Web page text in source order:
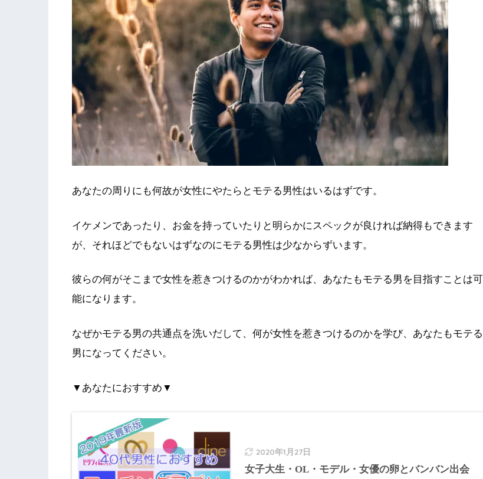
あなたの周りにも何故が女性にやたらとモテる男性はいるはずです。
イケメンであったり、お金を持っていたりと明らかにスペックが良ければ納得もできます
が、それほどでもないはずなのにモテる男性は少なからずいます。
彼らの何がそこまで女性を惹きつけるのかがわかれば、あなたもモテる男を目指すことは可
能になります。
なぜかモテる男の共通点を洗いだして、何が女性を惹きつけるのかを学び、あなたもモテる
男になってください。
▼あなたにおすすめ▼
2020年1月27日
女子大生・OL・モデル・女優の卵とバンバン出会